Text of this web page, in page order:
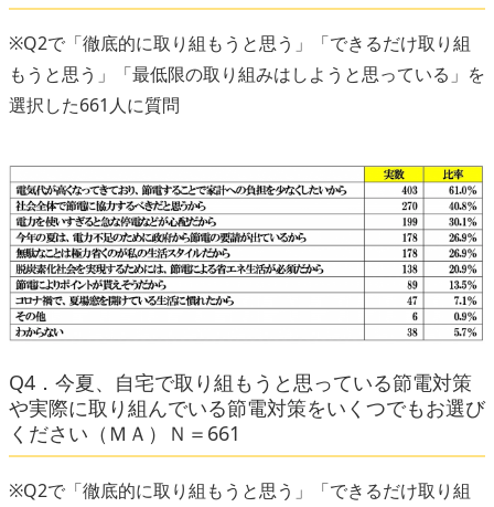
※Q2で「徹底的に取り組もうと思う」「できるだけ取り組
もうと思う」「最低限の取り組みはしようと思っている」を
選択した661人に質問
Q4．今夏、自宅で取り組もうと思っている節電対策
や実際に取り組んでいる節電対策をいくつでもお選び
ください（ＭＡ）Ｎ＝661
※Q2で「徹底的に取り組もうと思う」「できるだけ取り組